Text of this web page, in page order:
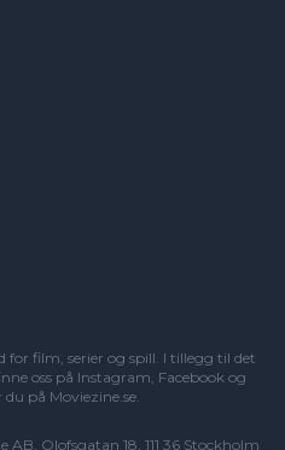
for film, serier og spill. I tillegg til det
oss på Instagram, Facebook og
du på Moviezine.se.
AB, Olofsgatan 18, 111 36 Stockholm